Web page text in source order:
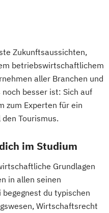
Zukunftsaussichten,
betriebswirtschaftlichem
aller Branchen und
besser ist: Sich auf
zum Experten für ein
Tourismus.
im Studium
Grundlagen
in allen seinen
du typischen
Wirtschaftsrecht